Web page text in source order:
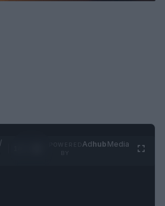
Adhub Media